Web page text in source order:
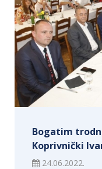
Bogatim
Koprivnički
24.06.2022.